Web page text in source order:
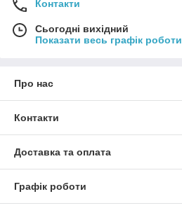
Контакти
Сьогодні вихідний
Показати весь графік роботи
Про нас
Контакти
Доставка та оплата
Графік роботи